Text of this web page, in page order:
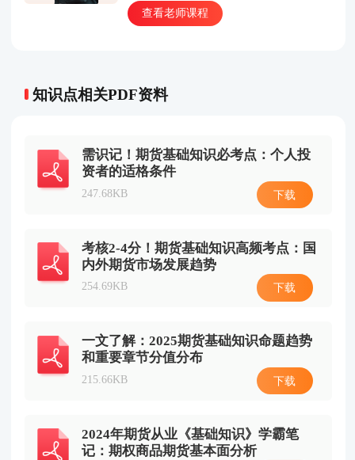
查看老师课程
知识点相关PDF资料
需识记！期货基础知识必考点：个人投
资者的适格条件
247.68KB 下载
考核2-4分！期货基础知识高频考点：国
内外期货市场发展趋势
254.69KB 下载
一文了解：2025期货基础知识命题趋势
和重要章节分值分布
215.66KB 下载
2024年期货从业《基础知识》学霸笔
记：期权商品期货基本面分析